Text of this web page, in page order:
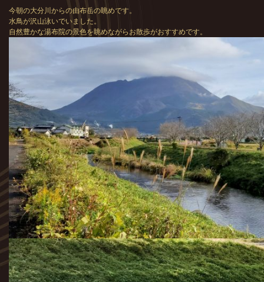
今朝の大分川からの由布岳の眺めです。
水鳥が沢山泳いでいました。
自然豊かな湯布院の景色を眺めながらお散歩がおすすめです。